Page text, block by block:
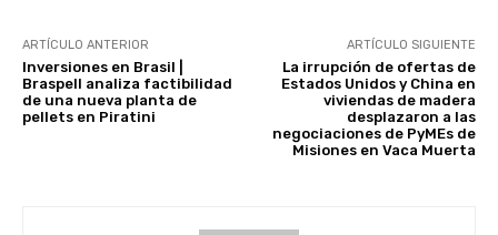
ARTÍCULO ANTERIOR
Inversiones en Brasil |
Braspell analiza factibilidad
de una nueva planta de
pellets en Piratini
ARTÍCULO SIGUIENTE
La irrupción de ofertas de
Estados Unidos y China en
viviendas de madera
desplazaron a las
negociaciones de PyMEs de
Misiones en Vaca Muerta